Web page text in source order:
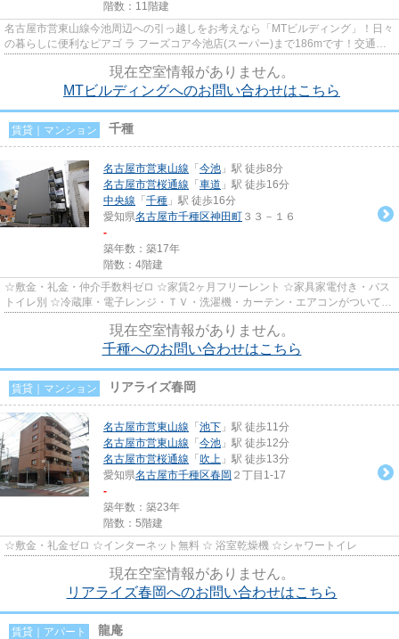
階数：11階建
名古屋市営東山線今池周辺への引っ越しをお考えなら「MTビルディング」！日々
の暮らしに便利なピアゴ ラ フーズコア今池店(スーパー)まで186mです！交通ア
現在空室情報がありません。
MTビルディングへのお問い合わせはこちら
賃貸｜マンション 千種
名古屋市営東山線 「 今池 」駅 徒歩8分
名古屋市営桜通線 「 車道 」駅 徒歩16分
中央線 「 千種 」駅 徒歩16分
愛知県名古屋市千種区神田町 ３３－１６
-
築年数：築17年
階数：4階建
☆敷金・礼金・仲介手数料ゼロ ☆家賃2ヶ月フリーレント ☆家具家電付き・バス
トイレ別 ☆冷蔵庫・電子レンジ・ＴＶ・洗濯機・カーテン・エアコンがついてい
現在空室情報がありません。
千種へのお問い合わせはこちら
賃貸｜マンション リアライズ春岡
名古屋市営東山線 「 池下 」駅 徒歩11分
名古屋市営東山線 「 今池 」駅 徒歩12分
名古屋市営桜通線 「 吹上 」駅 徒歩13分
愛知県名古屋市千種区春岡 ２丁目1-17
-
築年数：築23年
階数：5階建
☆敷金・礼金ゼロ ☆インターネット無料 ☆ 浴室乾燥機 ☆シャワートイレ
現在空室情報がありません。
リアライズ春岡へのお問い合わせはこちら
賃貸｜アパート 龍庵